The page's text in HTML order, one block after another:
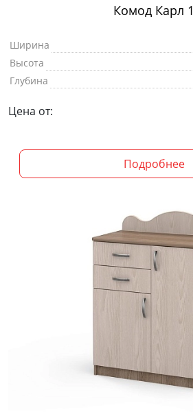
Комод Карл 1
Ширина
Высота
Глубина
Цена от:
Подробнее